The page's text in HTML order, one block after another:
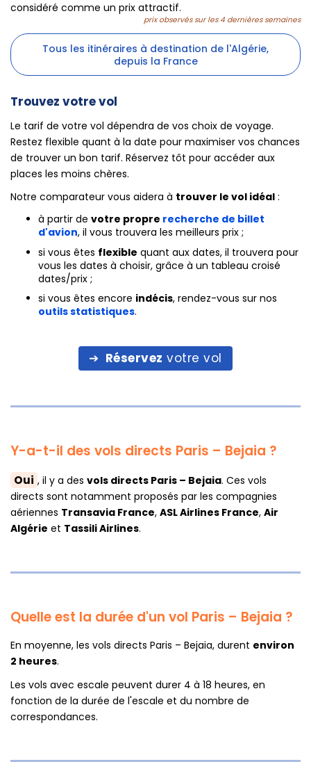
considéré comme un prix attractif.
prix observés sur les 4 dernières semaines
Tous les itinéraires à destination de l'Algérie,
depuis la France
Trouvez votre vol
Le tarif de votre vol dépendra de vos choix de voyage.
Restez flexible quant à la date pour maximiser vos chances
de trouver un bon tarif. Réservez tôt pour accéder aux
places les moins chères.
Notre comparateur vous aidera à trouver le vol idéal :
à partir de votre propre recherche de billet
d'avion, il vous trouvera les meilleurs prix ;
si vous êtes flexible quant aux dates, il trouvera pour
vous les dates à choisir, grâce à un tableau croisé
dates/prix ;
si vous êtes encore indécis, rendez-vous sur nos
outils statistiques.
Réservez votre vol
Y-a-t-il des vols directs Paris – Bejaia ?
Oui , il y a des vols directs Paris – Bejaia. Ces vols
directs sont notamment proposés par les compagnies
aériennes Transavia France, ASL Airlines France, Air
Algérie et Tassili Airlines.
Quelle est la durée d'un vol Paris – Bejaia ?
En moyenne, les vols directs Paris – Bejaia, durent environ
2 heures.
Les vols avec escale peuvent durer 4 à 18 heures, en
fonction de la durée de l'escale et du nombre de
correspondances.